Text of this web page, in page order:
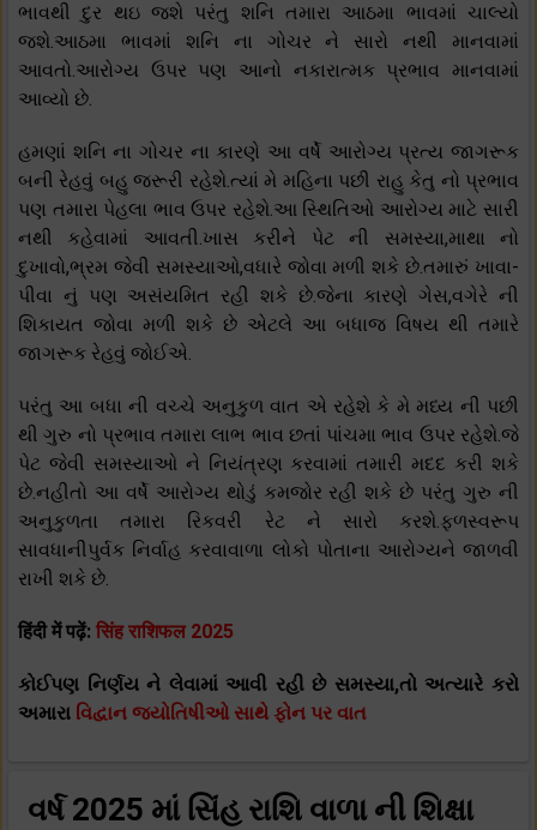
ભાવથી દુર થઇ જશે પરંતુ શનિ તમારા આઠમા ભાવમાં ચાલ્યો
જશે.આઠમા ભાવમાં શનિ ના ગોચર ને સારો નથી માનવામાં
આવતો.આરોગ્ય ઉપર પણ આનો નકારાત્મક પ્રભાવ માનવામાં
આવ્યો છે.
હમણાં શનિ ના ગોચર ના કારણે આ વર્ષે આરોગ્ય પ્રત્ય જાગરૂક
બની રેહવું બહુ જરૂરી રહેશે.ત્યાં મે મહિના પછી રાહુ કેતુ નો પ્રભાવ
પણ તમારા પેહલા ભાવ ઉપર રહેશે.આ સ્થિતિઓ આરોગ્ય માટે સારી
નથી કહેવામાં આવતી.ખાસ કરીને પેટ ની સમસ્યા,માથા નો
દુખાવો,ભ્રમ જેવી સમસ્યાઓ,વધારે જોવા મળી શકે છે.તમારું ખાવા-
પીવા નું પણ અસંયમિત રહી શકે છે.જેના કારણે ગેસ,વગેરે ની
શિકાયત જોવા મળી શકે છે એટલે આ બધાજ વિષય થી તમારે
જાગરૂક રેહવું જોઈએ.
પરંતુ આ બધા ની વચ્ચે અનુકુળ વાત એ રહેશે કે મે મધ્ય ની પછી
થી ગુરુ નો પ્રભાવ તમારા લાભ ભાવ છતાં પાંચમા ભાવ ઉપર રહેશે.જે
પેટ જેવી સમસ્યાઓ ને નિયંત્રણ કરવામાં તમારી મદદ કરી શકે
છે.નહીતો આ વર્ષે આરોગ્ય થોડું કમજોર રહી શકે છે પરંતુ ગુરુ ની
અનુકુળતા તમારા રિકવરી રેટ ને સારો કરશે.ફળસ્વરૂપ
સાવધાનીપુર્વક નિર્વાહ કરવાવાળા લોકો પોતાના આરોગ્યને જાળવી
રાખી શકે છે.
हिंदी में पढ़ें: सिंह राशिफल 2025
કોઈપણ નિર્ણય ને લેવામાં આવી રહી છે સમસ્યા,તો અત્યારે કરો
અમારા વિદ્વાન જ્યોતિષીઓ સાથે ફોન પર વાત
વર્ષ 2025 માં સિંહ રાશિ વાળા ની શિક્ષા